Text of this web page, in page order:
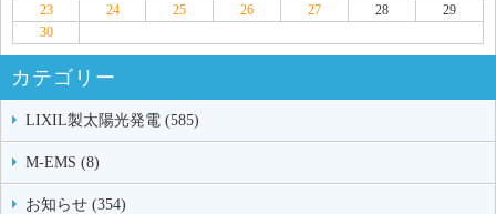
23
24 25 26 27 28
29
30
カテゴリー
LIXIL製太陽光発電 (585)
M-EMS (8)
お知らせ (354)